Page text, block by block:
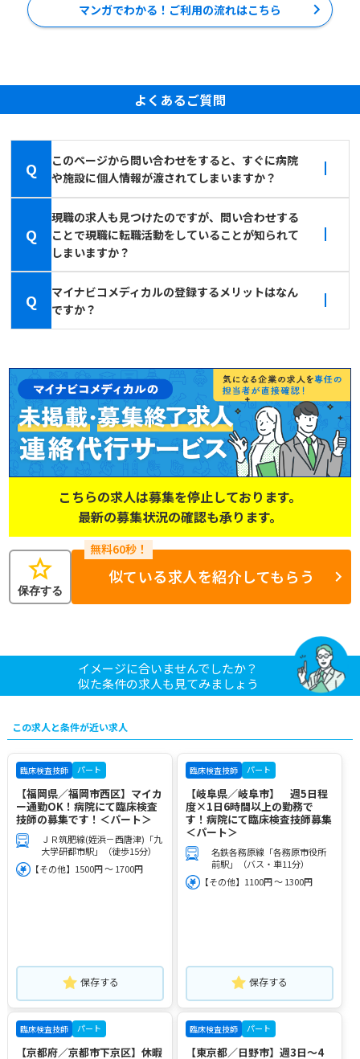
マンガでわかる！ご利用の流れはこちら
よくあるご質問
Q
このページから問い合わせをすると、すぐに病院
や施設に個人情報が渡されてしまいますか？
Q
現職の求人も見つけたのですが、問い合わせする
ことで現職に転職活動をしていることが知られて
しまいますか？
Q
マイナビコメディカルの登録するメリットはなん
ですか？
こちらの求人は募集を停止しております。
最新の募集状況の確認も承ります。
star
保存する
似ている求人を紹介してもらう
イメージに合いませんでしたか？
似た条件の求人も見てみましょう
この求人と条件が近い求人
臨床検査技師 パート
【福岡県／福岡市西区】マイカ
ー通勤OK！病院にて臨床検査
技師の募集です！＜パート＞
ＪＲ筑肥線(姪浜－西唐津)「九
大学研都市駅」（徒歩15分）
【その他】1500円 ～ 1700円
保存する
臨床検査技師 パート
【岐阜県／岐阜市】 週5日程
度×1日6時間以上の勤務で
す！病院にて臨床検査技師募集
＜パート＞
名鉄各務原線「各務原市役所
前駅」（バス・車11分）
【その他】1100円 ～ 1300円
保存する
臨床検査技師 パート
【京都府／京都市下京区】休暇
臨床検査技師 パート
【東京都／日野市】週3日～4